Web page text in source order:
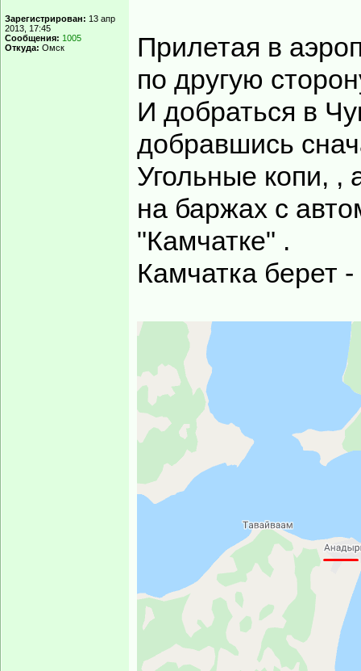
Зарегистрирован: 13 апр
2013, 17:45
Сообщения: 1005
Откуда: Омск
Прилетая в
по другую
И добраться в
добравшись
Угольные копи, ,
на баржах с
"Камчатке" .
Камчатка берет